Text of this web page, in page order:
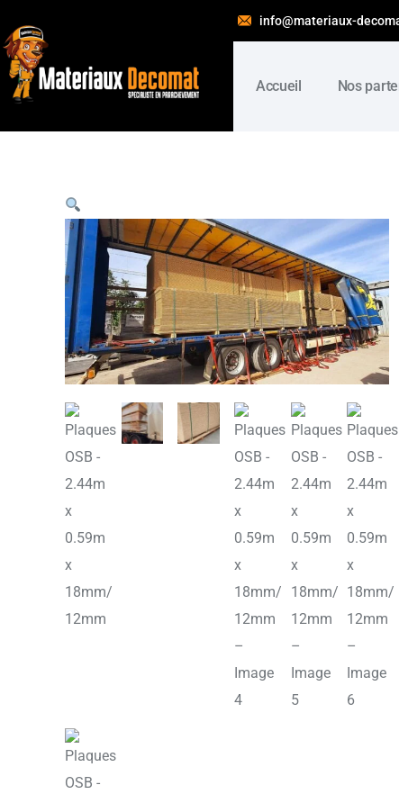
info@materiaux-
Accueil Nos